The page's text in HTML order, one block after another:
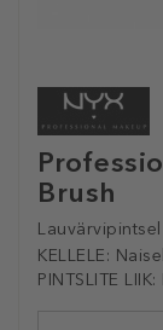
Brush
Lauvärvipintsel
KELLELE:
PINTSLITE LIIK: